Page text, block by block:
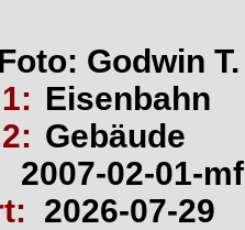
Foto: Godwin
Eisenbahn
Gebäude
2007-02-01-
2026-07-29